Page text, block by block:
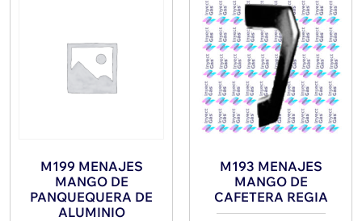
M199 MENAJES
MANGO DE
PANQUEQUERA DE
ALUMINIO
M193 MENAJES
MANGO DE
CAFETERA REGIA